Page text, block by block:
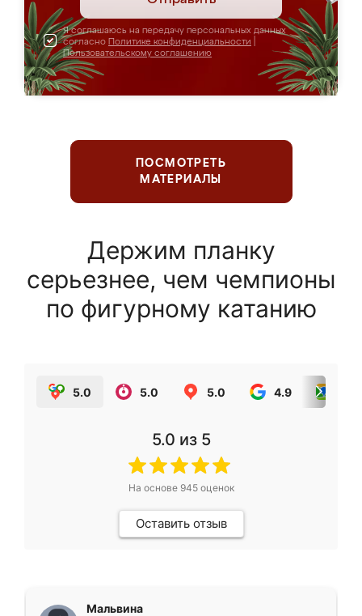
Я соглашаюсь на передачу персональных данных
согласно Политике конфиденциальности
Пользовательскому соглашению
ПОСМОТРЕТЬ
МАТЕРИАЛЫ
Держим планку
серьезнее, чем чемпионы
по фигурному катанию
5.0 5.0 5.0 4.9
5.0 из 5
На основе 945оценок
Оставить отзыв
Мальвина